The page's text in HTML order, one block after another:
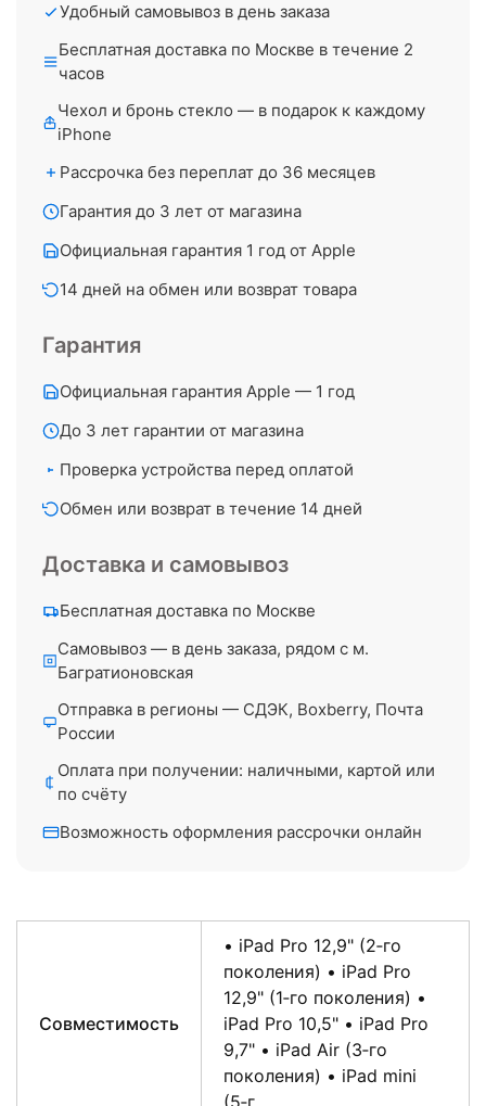
Удобный самовывоз в день заказа
Бесплатная доставка по Москве в течение 2
часов
Чехол и бронь стекло — в подарок к каждому
iPhone
Рассрочка без переплат до 36 месяцев
Гарантия до 3 лет от магазина
Официальная гарантия 1 год от Apple
14 дней на обмен или возврат товара
Гарантия
Официальная гарантия Apple — 1 год
До 3 лет гарантии от магазина
Проверка устройства перед оплатой
Обмен или возврат в течение 14 дней
Доставка и самовывоз
Бесплатная доставка по Москве
Самовывоз — в день заказа, рядом с м.
Багратионовская
Отправка в регионы — СДЭК, Boxberry, Почта
России
Оплата при получении: наличными, картой или
по счёту
Возможность оформления рассрочки онлайн
Совместимость
• iPad Pro 12,9" (2‑го
поколения) • iPad Pro
12,9" (1‑го поколения) •
iPad Pro 10,5" • iPad Pro
9,7" • iPad Air (3‑го
поколения) • iPad mini
(5‑г